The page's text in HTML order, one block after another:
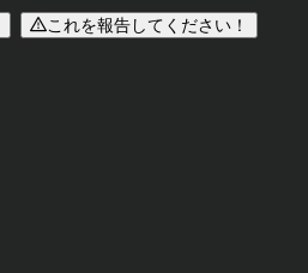
これを報告してください！